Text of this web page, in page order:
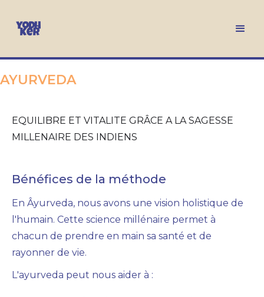
AYURVEDA
EQUILIBRE ET VITALITE GRÂCE A LA SAGESSE
MILLENAIRE DES INDIENS
Bénéfices de la méthode
En Âyurveda, nous avons une vision holistique de
l'humain. Cette science millénaire permet à
chacun de prendre en main sa santé et de
rayonner de vie.
L'ayurveda peut nous aider à :